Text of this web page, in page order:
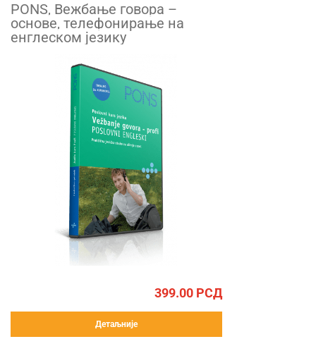
PONS, Вежбање говора –
основе, телефонирање на
енглеском језику
399.00 РСД
Детаљније